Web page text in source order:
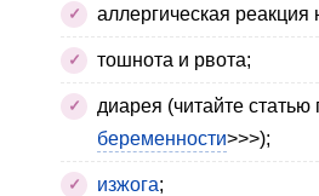
аллергическая реакция
тошнота и рвота;
диарея (читайте статью
беременности>>>);
изжога;